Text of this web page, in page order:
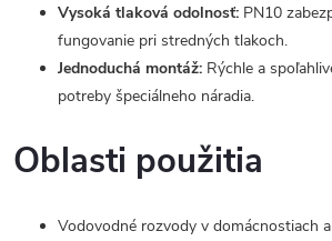
Vysoká tlaková odolnosť: PN10
fungovanie pri stredných tlakoch.
Jednoduchá montáž: Rýchle a
potreby špeciálneho náradia.
Oblasti použitia
Vodovodné rozvody v domácnostiach